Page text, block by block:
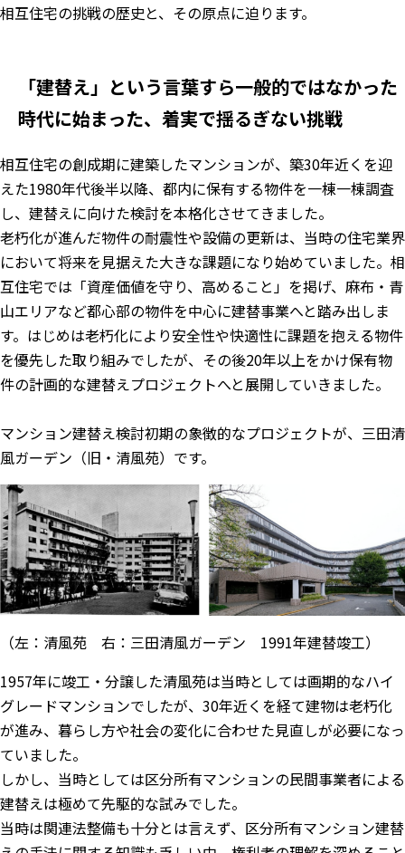
相互住宅の挑戦の歴史と、その原点に迫ります。
「建替え」という言葉すら一般的ではなかった
時代に始まった、着実で揺るぎない挑戦
相互住宅の創成期に建築したマンションが、築30年近くを迎
えた1980年代後半以降、都内に保有する物件を一棟一棟調査
し、建替えに向けた検討を本格化させてきました。
老朽化が進んだ物件の耐震性や設備の更新は、当時の住宅業界
において将来を見据えた大きな課題になり始めていました。相
互住宅では「資産価値を守り、高めること」を掲げ、麻布・青
山エリアなど都心部の物件を中心に建替事業へと踏み出しま
す。はじめは老朽化により安全性や快適性に課題を抱える物件
を優先した取り組みでしたが、その後20年以上をかけ保有物
件の計画的な建替えプロジェクトへと展開していきました。
マンション建替え検討初期の象徴的なプロジェクトが、三田清
風ガーデン（旧・清風苑）です。
（左：清風苑 右：三田清風ガーデン 1991年建替竣工）
1957年に竣工・分譲した清風苑は当時としては画期的なハイ
グレードマンションでしたが、30年近くを経て建物は老朽化
が進み、暮らし方や社会の変化に合わせた見直しが必要になっ
ていました。
しかし、当時としては区分所有マンションの民間事業者による
建替えは極めて先駆的な試みでした。
当時は関連法整備も十分とは言えず、区分所有マンション建替